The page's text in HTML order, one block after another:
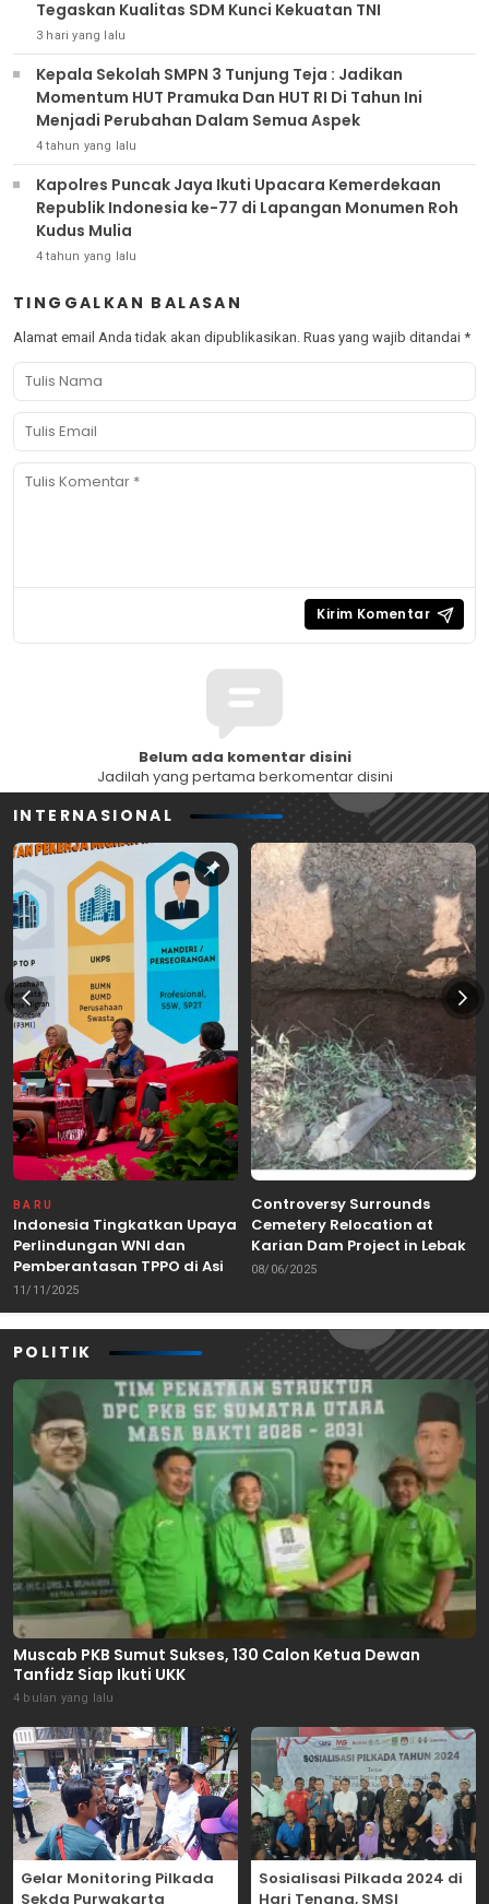
Tegaskan Kualitas SDM Kunci Kekuatan TNI
3 hari yang lalu
Kepala Sekolah SMPN 3 Tunjung Teja : Jadikan
Momentum HUT Pramuka Dan HUT RI Di Tahun Ini
Menjadi Perubahan Dalam Semua Aspek
4 tahun yang lalu
Kapolres Puncak Jaya Ikuti Upacara Kemerdekaan
Republik Indonesia ke-77 di Lapangan Monumen Roh
Kudus Mulia
4 tahun yang lalu
TINGGALKAN BALASAN
Alamat email Anda tidak akan dipublikasikan. Ruas yang wajib ditandai *
Belum ada komentar disini
Jadilah yang pertama berkomentar disini
INTERNASIONAL
BARU
Indonesia Tingkatkan Upaya
Perlindungan WNI dan
Pemberantasan TPPO di Asia
Tenggara
11/11/2025
Controversy Surrounds
Cemetery Relocation at
Karian Dam Project in Lebak,
Banten
08/06/2025
POLITIK
Muscab PKB Sumut Sukses, 130 Calon Ketua Dewan
Tanfidz Siap Ikuti UKK
4 bulan yang lalu
Gelar Monitoring Pilkada
Sekda Purwakarta
Sosialisasi Pilkada 2024 di
Hari Tenang, SMSI